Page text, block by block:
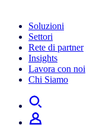
Soluzioni
Settori
Rete di partner
Insights
Lavora con noi
Chi Siamo